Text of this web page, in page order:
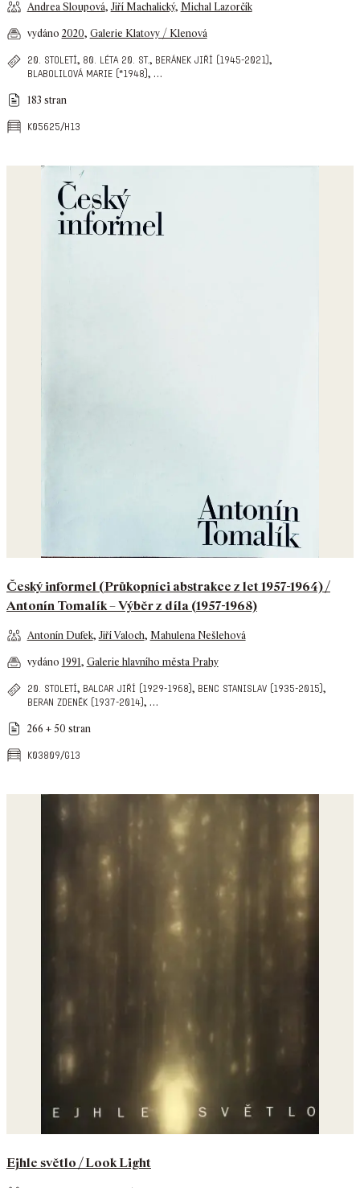
Andrea Sloupová,Jiří Machalický, Michal Lazorčík
vydáno 2020, Galerie Klatovy / Klenová
20. století, 80. léta 20. st., beránek jiří (1945-2021) ,
blabolilová marie (*1948) , …
183 stran
k05625/h13
Český informel (Průkopníci abstrakce z let 1957-1964) /
Antonín Tomalík – Výběr z díla (1957-1968)
Antonín Dufek,Jiří Valoch, Mahulena Nešlehová
vydáno 1991, Galerie hlavního města Prahy
20. století, balcar jiří (1929-1968) , benc stanislav (1935-2015) ,
beran zdeněk (1937-2014) , …
266 + 50 stran
k03809/g13
Ejhle světlo / Look Light